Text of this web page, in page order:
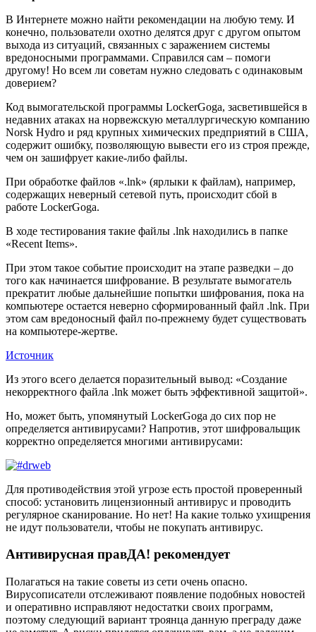
В Интернете можно найти рекомендации на любую тему. И
конечно, пользователи охотно делятся друг с другом опытом
выхода из ситуаций, связанных с заражением системы
вредоносными программами. Справился сам – помоги
другому! Но всем ли советам нужно следовать с одинаковым
доверием?
Код вымогательской программы LockerGoga, засветившейся в
недавних атаках на норвежскую металлургическую компанию
Norsk Hydro и ряд крупных химических предприятий в США,
содержит ошибку, позволяющую вывести его из строя прежде,
чем он зашифрует какие-либо файлы.
При обработке файлов «.lnk» (ярлыки к файлам), например,
содержащих неверный сетевой путь, происходит сбой в
работе LockerGoga.
В ходе тестирования такие файлы .lnk находились в папке
«Recent Items».
При этом такое событие происходит на этапе разведки – до
того как начинается шифрование. В результате вымогатель
прекратит любые дальнейшие попытки шифрования, пока на
компьютере остается неверно сформированный файл .lnk. При
этом сам вредоносный файл по-прежнему будет существовать
на компьютере-жертве.
Источник
Из этого всего делается поразительный вывод: «Создание
некорректного файла .lnk может быть эффективной защитой».
Но, может быть, упомянутый LockerGoga до сих пор не
определяется антивирусами? Напротив, этот шифровальщик
корректно определяется многими антивирусами:
Для противодействия этой угрозе есть простой проверенный
способ: установить лицензионный антивирус и проводить
регулярное сканирование. Но нет! На какие только ухищрения
не идут пользователи, чтобы не покупать антивирус.
Антивирусная правДА! рекомендует
Полагаться на такие советы из сети очень опасно.
Вирусописатели отслеживают появление подобных новостей
и оперативно исправляют недостатки своих программ,
поэтому следующий вариант троянца данную преграду даже